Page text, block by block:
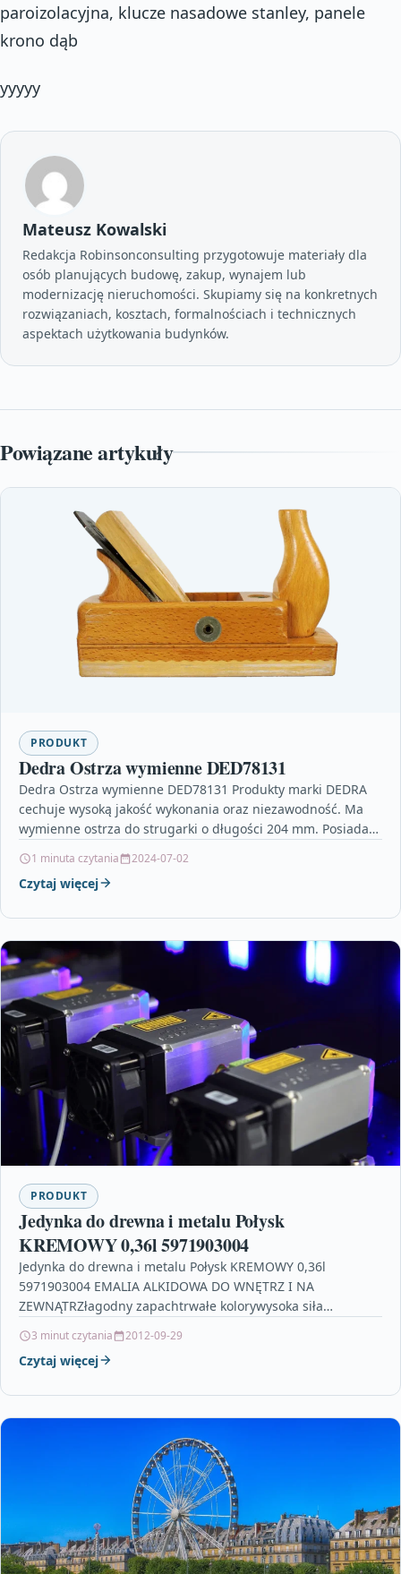
paroizolacyjna, klucze nasadowe stanley, panele
krono dąb
yyyyy
Mateusz Kowalski
Redakcja Robinsonconsulting przygotowuje materiały dla
osób planujących budowę, zakup, wynajem lub
modernizację nieruchomości. Skupiamy się na konkretnych
rozwiązaniach, kosztach, formalnościach i technicznych
aspektach użytkowania budynków.
Powiązane artykuły
PRODUKT
Dedra Ostrza wymienne DED78131
Dedra Ostrza wymienne DED78131 Produkty marki DEDRA
cechuje wysoką jakość wykonania oraz niezawodność. Ma
wymienne ostrza do strugarki o długości 204 mm. Posiada
1 minuta czytania 2024-07-02
Czytaj więcej
PRODUKT
Jedynka do drewna i metalu Połysk
KREMOWY 0,36l 5971903004
Jedynka do drewna i metalu Połysk KREMOWY 0,36l
5971903004 EMALIA ALKIDOWA DO WNĘTRZ I NA
ZEWNĄTRZłagodny zapachtrwałe kolorywysoka siła
3 minut czytania 2012-09-29
Czytaj więcej